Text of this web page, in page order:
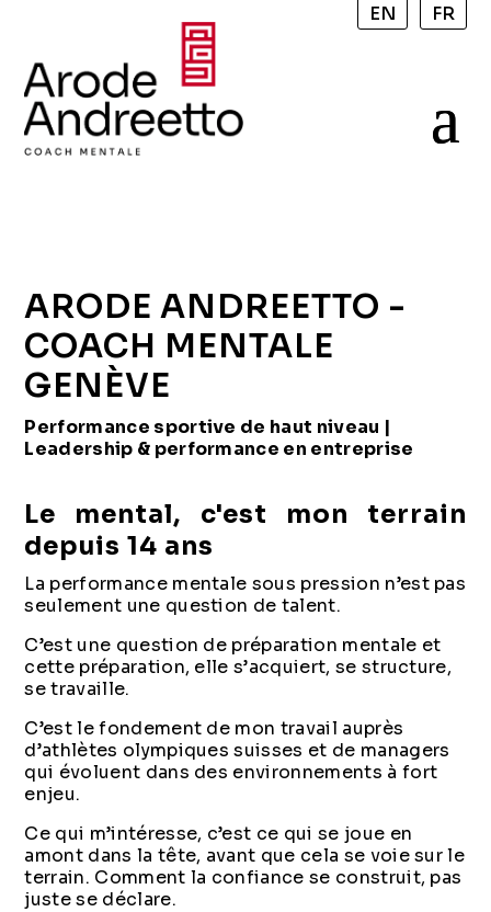
FR
EN
ARODE ANDREETTO -
COACH MENTALE
GENÈVE
Performance sportive de haut niveau |
Leadership & performance en entreprise
Le mental, c'est mon terrain
depuis 14 ans
La performance mentale sous pression n’est pas
seulement une question de talent.
C’est une question de préparation mentale et
cette préparation, elle s’acquiert, se structure,
se travaille.
C’est le fondement de mon travail auprès
d’athlètes olympiques suisses et de managers
qui évoluent dans des environnements à fort
enjeu.
Ce qui m’intéresse, c’est ce qui se joue en
amont dans la tête, avant que cela se voie sur le
terrain. Comment la confiance se construit, pas
juste se déclare.